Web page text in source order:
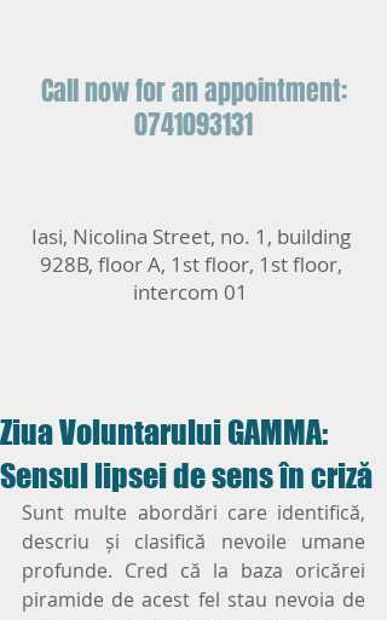
Call now for an appointment:
0741093131
Iasi, Nicolina Street, no. 1, building
928B, floor A, 1st floor, 1st floor,
intercom 01
Ziua Voluntarului GAMMA:
Sensul lipsei de sens în criză
Sunt multe abordări care identifică,
descriu și clasifică nevoile umane
profunde. Cred că la baza oricărei
piramide de acest fel stau nevoia de